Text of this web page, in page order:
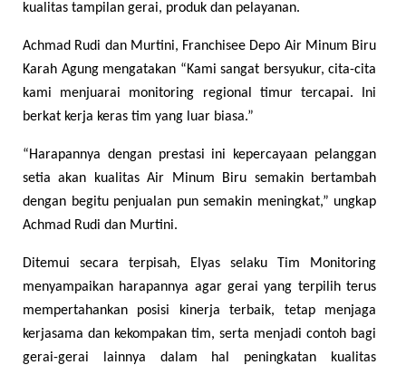
kualitas tampilan gerai, produk dan pelayanan.
Achmad Rudi dan Murtini, Franchisee Depo Air Minum Biru
Karah Agung mengatakan “Kami sangat bersyukur, cita-cita
kami menjuarai monitoring regional timur tercapai. Ini
berkat kerja keras tim yang luar biasa.”
“Harapannya dengan prestasi ini kepercayaan pelanggan
setia akan kualitas Air Minum Biru semakin bertambah
dengan begitu penjualan pun semakin meningkat,” ungkap
Achmad Rudi dan Murtini.
Ditemui secara terpisah, Elyas selaku Tim Monitoring
menyampaikan harapannya agar gerai yang terpilih terus
mempertahankan posisi kinerja terbaik, tetap menjaga
kerjasama dan kekompakan tim, serta menjadi contoh bagi
gerai-gerai lainnya dalam hal peningkatan kualitas